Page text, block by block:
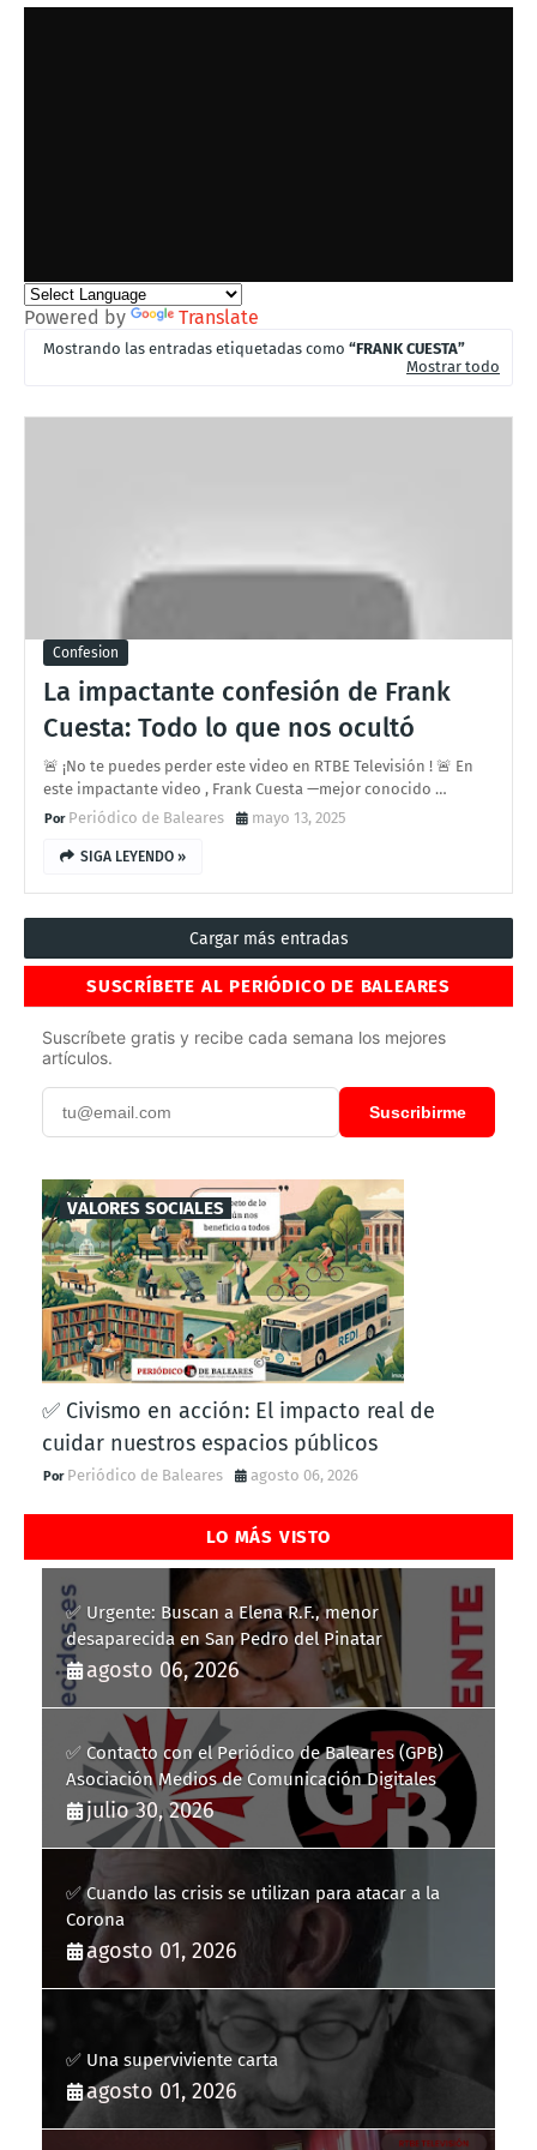
Powered by Translate
Mostrando las entradas etiquetadas como
FRANK CUESTA
Mostrar todo
Confesion
La impactante confesión de Frank
Cuesta: Todo lo que nos ocultó
🚨 ¡No te puedes perder este video en RTBE Televisión ! 🚨 En
este impactante video , Frank Cuesta —mejor conocido …
Periódico de Baleares
mayo 13, 2025
SIGA LEYENDO »
Cargar más entradas
SUSCRÍBETE AL PERIÓDICO DE BALEARES
Suscríbete gratis y recibe cada semana los mejores
artículos.
Suscribirme
VALORES SOCIALES
✅ Civismo en acción: El impacto real de
cuidar nuestros espacios públicos
Periódico de Baleares agosto 06, 2026
LO MÁS VISTO
✅ Urgente: Buscan a Elena R.F., menor
desaparecida en San Pedro del Pinatar
agosto 06, 2026
✅ Contacto con el Periódico de Baleares (GPB)
Asociación Medios de Comunicación Digitales
julio 30, 2026
✅ Cuando las crisis se utilizan para atacar a la
Corona
agosto 01, 2026
✅ Una superviviente carta
agosto 01, 2026